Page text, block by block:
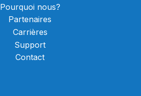
Pourquoi nous?
Partenaires
Carrières
Support
Contact